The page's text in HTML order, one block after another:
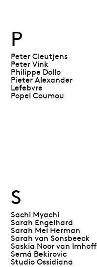
P
Peter Cleutjens
Peter Vink
Philippe Dollo
Pieter Alexander
Lefebvre
Popel Coumou
S
Sachi Myachi
Sarah Engelhard
Sarah Mei Herman
Sarah van Sonsbeeck
Saskia Noor van Imhoff
Semâ Bekirovic
Studio Ossidiana